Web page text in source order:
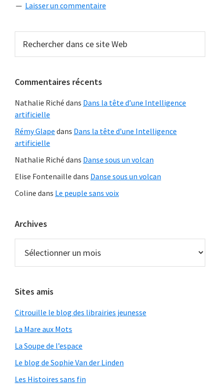
Laisser un commentaire
Barre
latérale
dans
Web
Commentaires récents
Nathalie Riché dans Dans la tête d’une Intelligence
artificielle
Rémy Glape dans Dans la tête d’une Intelligence
artificielle
Nathalie Riché dans Danse sous un volcan
Elise Fontenaille dans Danse sous un volcan
Coline dans Le peuple sans voix
Archives
Sites amis
Citrouille le blog des librairies jeunesse
La Mare aux Mots
La Soupe de l’espace
Le blog de Sophie Van der Linden
Les Histoires sans fin